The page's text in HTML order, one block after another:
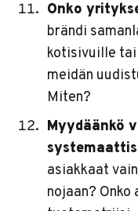
Onko
brändi
kotisivuille tai
meidän
Miten?
Myydäänkö
asiakkaat
nojaan?